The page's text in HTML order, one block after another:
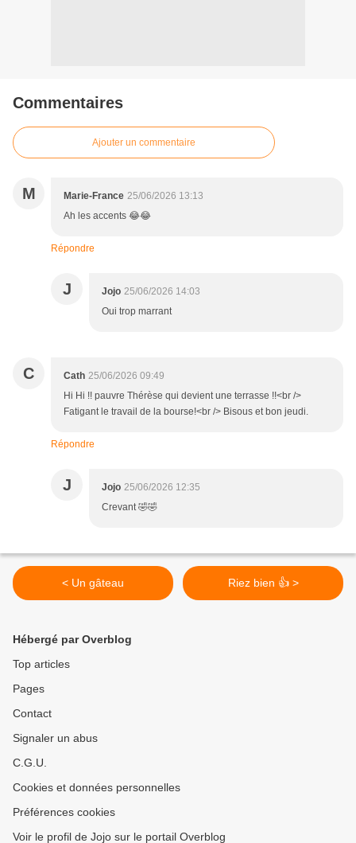
Commentaires
Ajouter un commentaire
M Marie-France 25/06/2026 13:13
Ah les accents 😂😂
Répondre
J Jojo 25/06/2026 14:03
Oui trop marrant
C Cath 25/06/2026 09:49
Hi Hi !! pauvre Thérèse qui devient une terrasse !!<br />
Fatigant le travail de la bourse!<br /> Bisous et bon jeudi.
Répondre
J Jojo 25/06/2026 12:35
Crevant 🤣🤣
< Un gâteau Riez bien 👍 >
Hébergé par Overblog
Top articles
Pages
Contact
Signaler un abus
C.G.U.
Cookies et données personnelles
Préférences cookies
Voir le profil de Jojo sur le portail Overblog